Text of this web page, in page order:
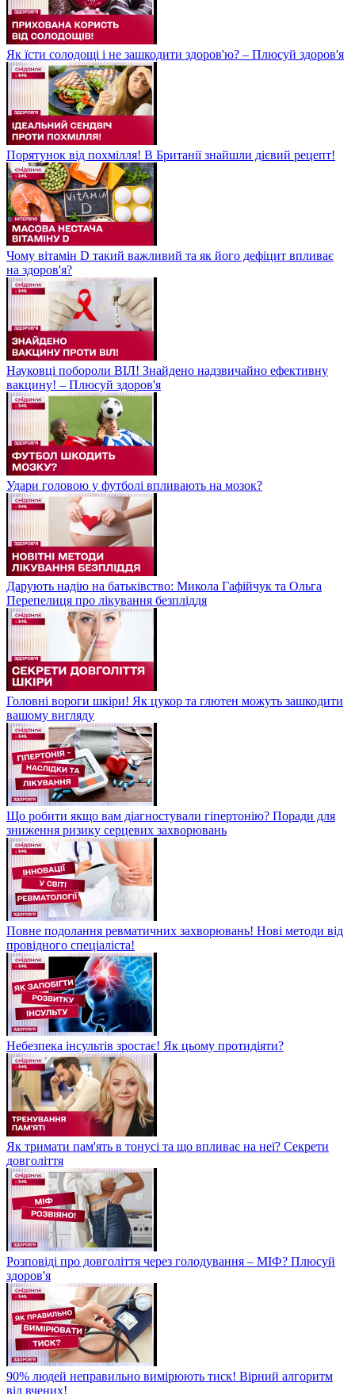
Як їсти солодощі і не зашкодити здоров'ю? – Плюсуй здоров'я
Порятунок від похмілля! В Британії знайшли дієвий рецепт!
Чому вітамін D такий важливий та як його дефіцит впливає
на здоров'я?
Науковці побороли ВІЛ! Знайдено надзвичайно ефективну
вакцину! – Плюсуй здоров'я
Удари головою у футболі впливають на мозок?
Дарують надію на батьківство: Микола Гафійчук та Ольга
Перепелиця про лікування безпліддя
Головні вороги шкіри! Як цукор та глютен можуть зашкодити
вашому вигляду
Що робити якщо вам діагностували гіпертонію? Поради для
зниження ризику серцевих захворювань
Повне подолання ревматичних захворювань! Нові методи від
провідного спеціаліста!
Небезпека інсультів зростає! Як цьому протидіяти?
Як тримати пам'ять в тонусі та що впливає на неї? Секрети
довголіття
Розповіді про довголіття через голодування – МІФ? Плюсуй
здоров'я
90% людей неправильно вимірюють тиск! Вірний алгоритм
від вчених!